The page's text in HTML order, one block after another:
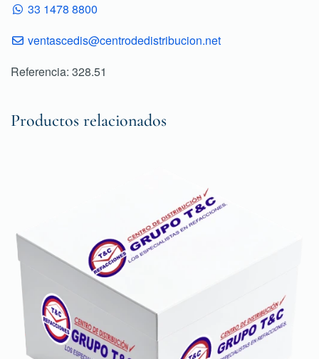
33 1478 8800
ventascedis@centrodedistribucion.net
Referencia: 328.51
Productos relacionados